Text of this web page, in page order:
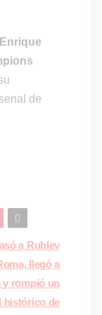
de
a Rublev
llegó a
y rompió un
histórico de